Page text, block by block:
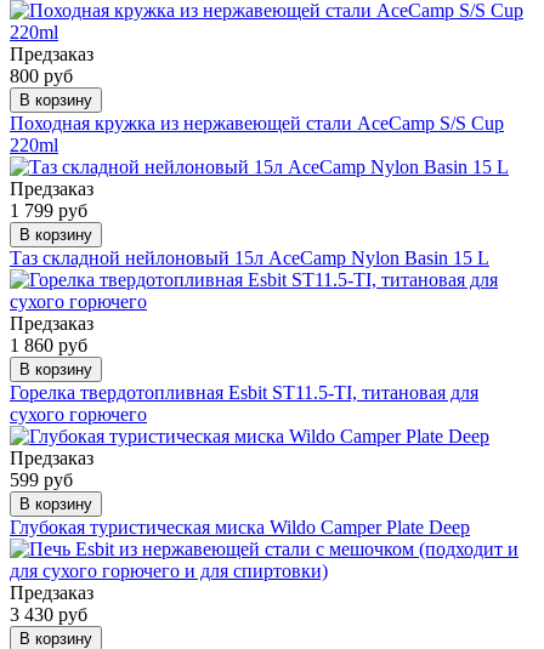
Предзаказ
800 руб
В корзину
Походная кружка из нержавеющей стали AceCamp S/S Cup
220ml
Предзаказ
1 799 руб
В корзину
Таз складной нейлоновый 15л AceCamp Nylon Basin 15 L
Предзаказ
1 860 руб
В корзину
Горелка твердотопливная Esbit ST11.5-TI, титановая для
сухого горючего
Предзаказ
599 руб
В корзину
Глубокая туристическая миска Wildo Camper Plate Deep
Предзаказ
3 430 руб
В корзину